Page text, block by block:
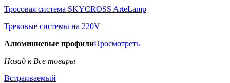
Тросовая система SKYCROSS ArteLamp
Трековые системы на 220V
Алюминиевые профилиПросмотреть
Назад к Все товары
Встраиваемый